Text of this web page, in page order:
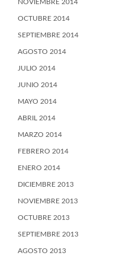
NOVIEMBRE 2014
OCTUBRE 2014
SEPTIEMBRE 2014
AGOSTO 2014
JULIO 2014
JUNIO 2014
MAYO 2014
ABRIL 2014
MARZO 2014
FEBRERO 2014
ENERO 2014
DICIEMBRE 2013
NOVIEMBRE 2013
OCTUBRE 2013
SEPTIEMBRE 2013
AGOSTO 2013